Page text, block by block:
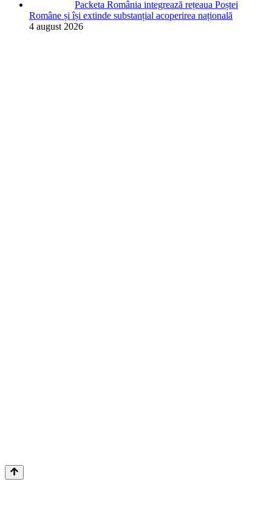
Packeta România integrează rețeaua Poștei
Române și își extinde substanțial acoperirea națională
4 august 2026